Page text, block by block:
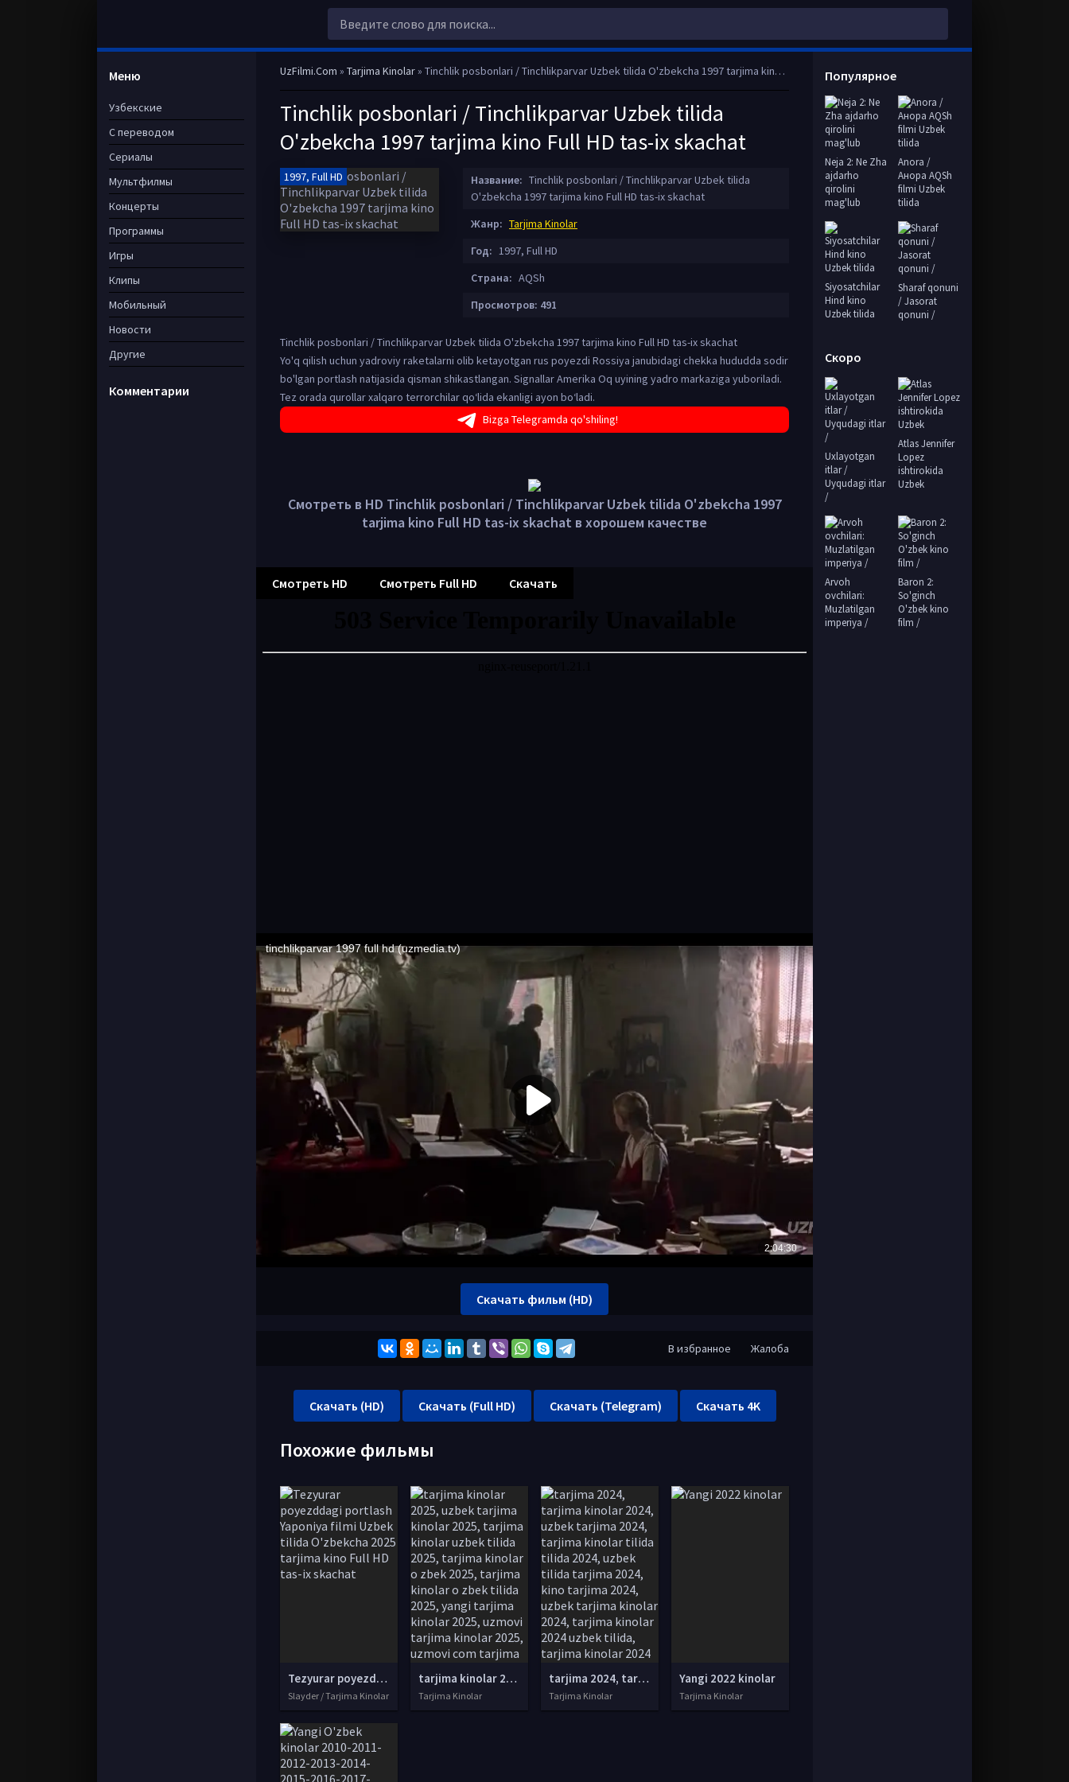
UzFilmi.Com » Tarjima Kinolar» Tinchlik posbonlari / Tinchlikparvar Uzbek tilida O'zbekcha 1997 tarjima kino Full HD tas-ix skachat
Tinchlik posbonlari / Tinchlikparvar Uzbek tilida
O'zbekcha 1997 tarjima kino Full HD tas-ix skachat
1997, Full HD Название: Tinchlik posbonlari / Tinchlikparvar Uzbek tilida
O'zbekcha 1997 tarjima kino Full HD tas-ix skachat
Жанр: Tarjima Kinolar
Год: 1997, Full HD
Страна: AQSh
Просмотров: 491
Tinchlik posbonlari / Tinchlikparvar Uzbek tilida O'zbekcha 1997 tarjima kino Full HD tas-ix skachat
Yo'q qilish uchun yadroviy raketalarni olib ketayotgan rus poyezdi Rossiya janubidagi chekka hududda sodir
bo'lgan portlash natijasida qisman shikastlangan. Signallar Amerika Oq uyining yadro markaziga yuboriladi.
Tez orada qurollar xalqaro terrorchilar qo‘lida ekanligi ayon bo‘ladi.
Bizga Telegramda qo'shiling!
Смотреть в HD Tinchlik posbonlari / Tinchlikparvar Uzbek tilida O'zbekcha 1997
tarjima kino Full HD tas-ix skachat в хорошем качестве
Смотреть HD Смотреть Full HD Скачать
Скачать фильм (HD)
В избранное Жалоба
Скачать (HD) Скачать (Full HD) Скачать (Telegram) Скачать 4K
Похожие фильмы
Tezyurar poyezddagi portlash Yaponiya filmi Uzbek tilida O'zbekcha 2025 tarjima kino Full HD tas-ix skachat
Slayder / Tarjima Kinolar
tarjima kinolar 2025, uzbek tarjima kinolar 2025, tarjima kinolar uzbek tilida 2025, tarjima kinolar o zbek 2025, tarjima kinolar o zbek tilida 2025, yangi tarjima kinolar 2025, uzmovi tarjima kinolar 2025, uzmovi com tarjima kinolar 2025, uzbekcha t
Tarjima Kinolar
tarjima 2024, tarjima kinolar 2024, uzbek tarjima 2024, tarjima kinolar tilida tilida 2024, uzbek tilida tarjima 2024, kino tarjima 2024, uzbek tarjima kinolar 2024, tarjima kinolar 2024 uzbek tilida, tarjima kinolar 2024 o zbek, tarjima kinolar 2024
Tarjima Kinolar
Yangi 2022 kinolar
Tarjima Kinolar
Меню
Узбекские
С переводом
Сериалы
Мультфилмы
Концерты
Программы
Игры
Клипы
Мобильный
Новости
Другие
Комментарии
Популярное
Neja 2: Ne Zha
ajdarho
qirolini
mag'lub
Anora /
Анора AQSh
filmi Uzbek
tilida
Siyosatchilar
Hind kino
Uzbek tilida
Sharaf qonuni
/ Jasorat
qonuni /
Скоро
Uxlayotgan
itlar /
Uyqudagi itlar
/
Atlas Jennifer
Lopez
ishtirokida
Uzbek
Arvoh
ovchilari:
Muzlatilgan
imperiya /
Baron 2:
So'ginch
O'zbek kino
film /